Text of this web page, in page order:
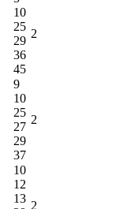
10
25
29
36
45
2
9
10
25
27
29
37
2
10
12
13
2